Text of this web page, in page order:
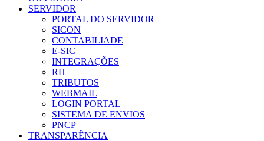
SERVIDOR
PORTAL DO SERVIDOR
SICON
CONTABILIADE
E-SIC
INTEGRAÇÕES
RH
TRIBUTOS
WEBMAIL
LOGIN PORTAL
SISTEMA DE ENVIOS
PNCP
TRANSPARÊNCIA